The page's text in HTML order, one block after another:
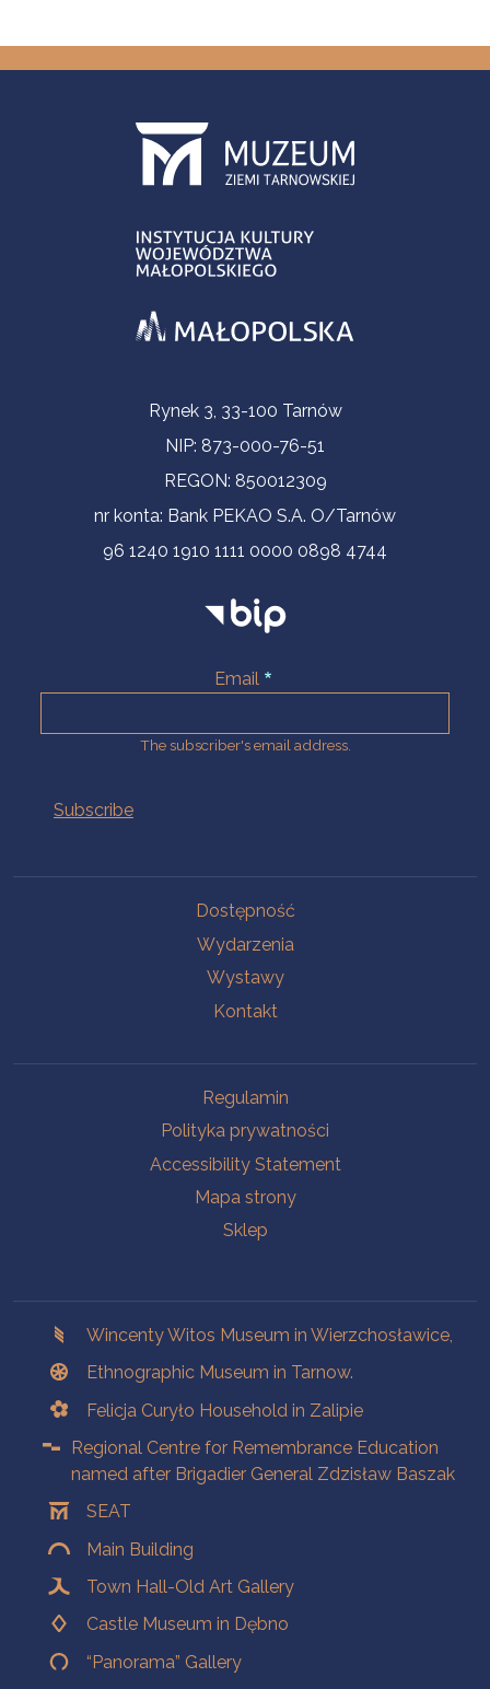
Contact InformationRynek 3, 33-100 Tarnów
NIP: 873-000-76-51
REGON: 850012309
nr konta: Bank PEKAO S.A. O/Tarnów
96 1240 1910 1111 0000 0898 4744
Email
The subscriber's email address.
Dostępność
Wydarzenia
Wystawy
Kontakt
Regulamin
Polityka prywatności
Accessibility Statement
Mapa strony
Sklep
Wincenty Witos Museum in Wierzchosławice,
Ethnographic Museum in Tarnow.
Felicja Curyło Household in Zalipie
Regional Centre for Remembrance Education
named after Brigadier General Zdzisław Baszak
SEAT
Main Building
Town Hall-Old Art Gallery
Castle Museum in Dębno
“Panorama” Gallery